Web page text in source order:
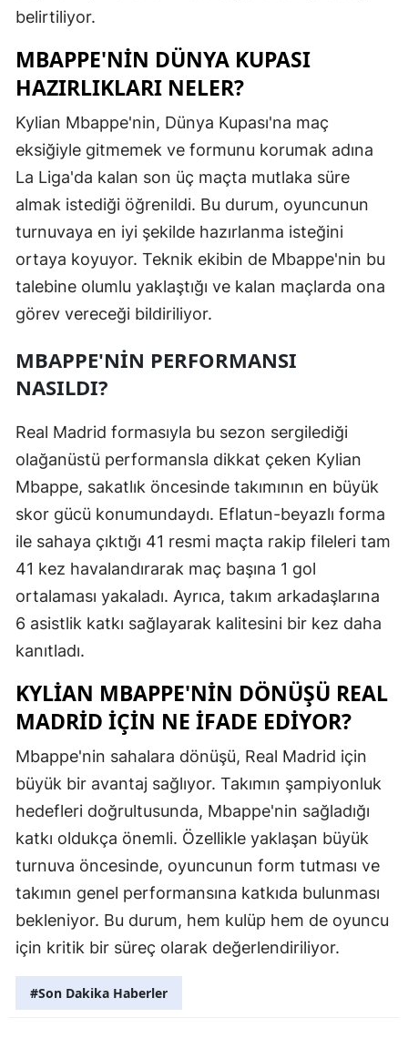
Hakkari
Isparta
Mersin
Kayseri
Kırklareli
Konya
Manisa
Mardin
Muğla
Muş
Nevşehir
Niğde
belirtiliyor.
MBAPPE'NIN DÜNYA KUPASI
HAZIRLIKLARI NELER?
Kylian Mbappe'nin, Dünya Kupası'na maç
eksiğiyle gitmemek ve formunu korumak adına
La Liga'da kalan son üç maçta mutlaka süre
almak istediği öğrenildi. Bu durum, oyuncunun
turnuvaya en iyi şekilde hazırlanma isteğini
ortaya koyuyor. Teknik ekibin de Mbappe'nin bu
talebine olumlu yaklaştığı ve kalan maçlarda ona
görev vereceği bildiriliyor.
MBAPPE'NIN PERFORMANSI
NASILDI?
Real Madrid formasıyla bu sezon sergilediği
olağanüstü performansla dikkat çeken Kylian
Mbappe, sakatlık öncesinde takımının en büyük
skor gücü konumundaydı. Eflatun-beyazlı forma
ile sahaya çıktığı 41 resmi maçta rakip fileleri tam
41 kez havalandırarak maç başına 1 gol
ortalaması yakaladı. Ayrıca, takım arkadaşlarına
6 asistlik katkı sağlayarak kalitesini bir kez daha
kanıtladı.
KYLIAN MBAPPE'NIN DÖNÜŞÜ REAL
MADRID İÇIN NE İFADE EDIYOR?
Mbappe'nin sahalara dönüşü, Real Madrid için
büyük bir avantaj sağlıyor. Takımın şampiyonluk
hedefleri doğrultusunda, Mbappe'nin sağladığı
katkı oldukça önemli. Özellikle yaklaşan büyük
turnuva öncesinde, oyuncunun form tutması ve
takımın genel performansına katkıda bulunması
bekleniyor. Bu durum, hem kulüp hem de oyuncu
için kritik bir süreç olarak değerlendiriliyor.
#Son Dakika Haberler